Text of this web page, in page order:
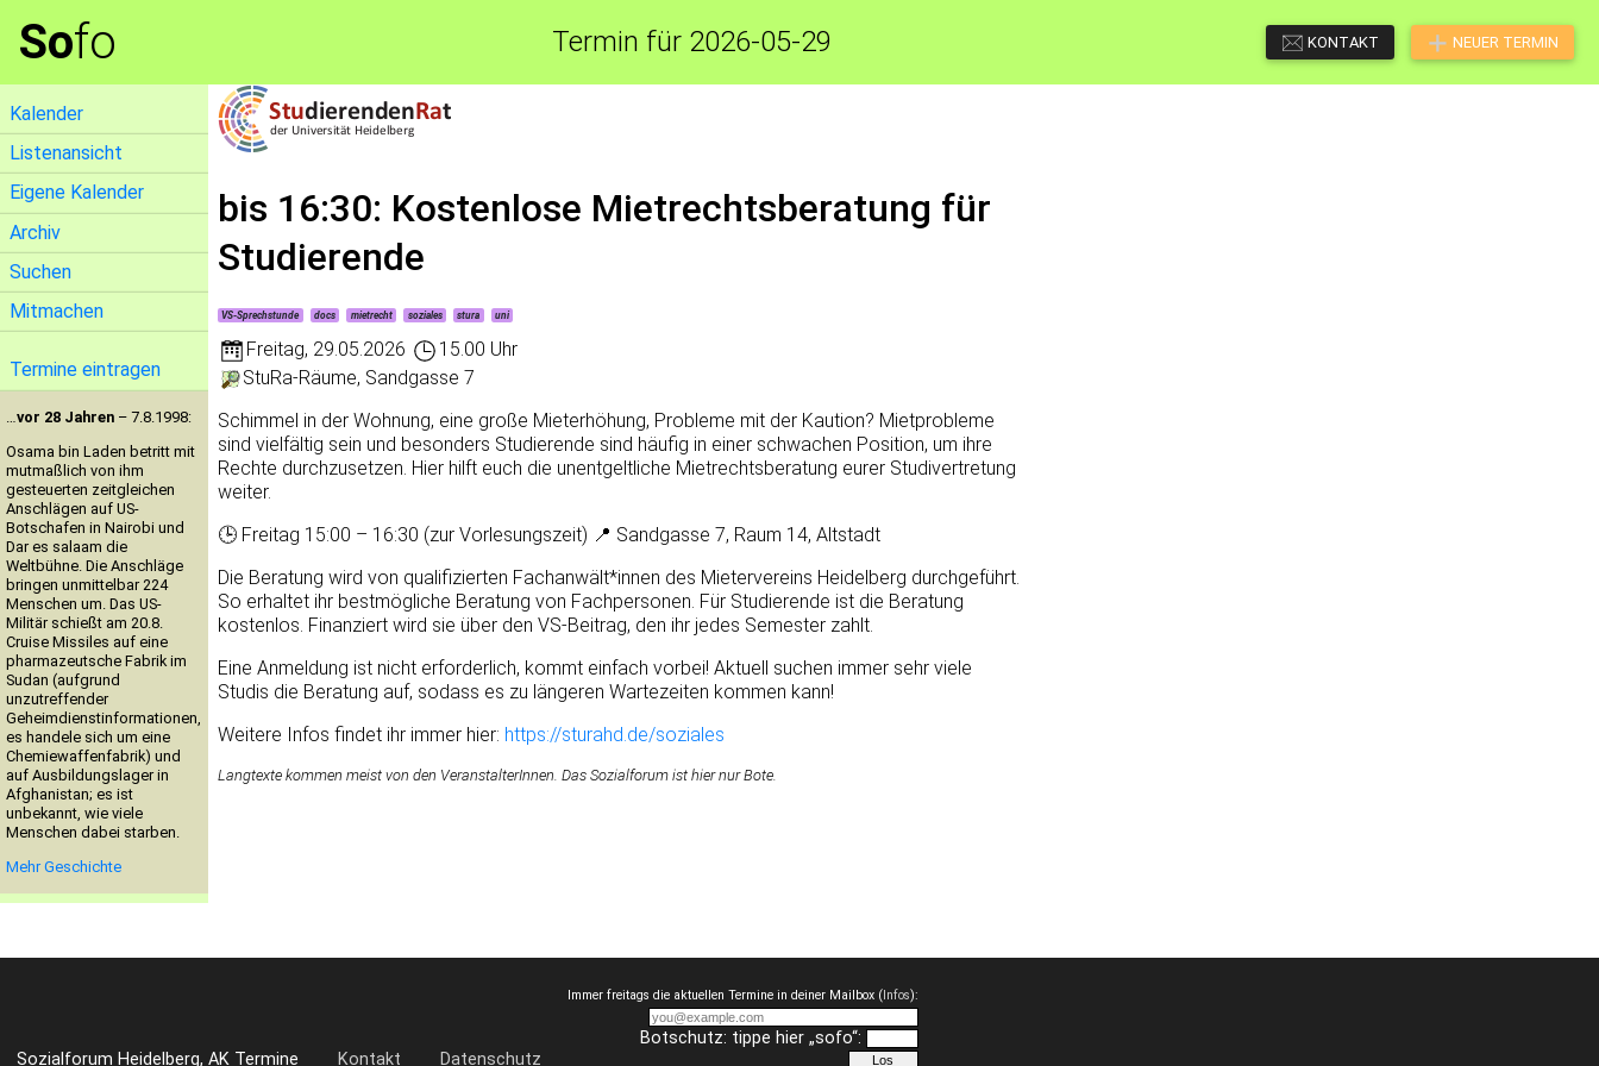
Sofo Termin für 2026-05-29 KONTAKT NEUER TERMIN
Kalender
Listenansicht
Eigene Kalender
Archiv
Suchen
Mitmachen
Termine eintragen
…vor 28 Jahren – 7.8.1998:
Osama bin Laden betritt mit
mutmaßlich von ihm
gesteuerten zeitgleichen
Anschlägen auf US-
Botschafen in Nairobi und
Dar es salaam die
Weltbühne. Die Anschläge
bringen unmittelbar 224
Menschen um. Das US-
Militär schießt am 20.8.
Cruise Missiles auf eine
pharmazeutsche Fabrik im
Sudan (aufgrund
unzutreffender
Geheimdienstinformationen,
es handele sich um eine
Chemiewaffenfabrik) und
auf Ausbildungslager in
Afghanistan; es ist
unbekannt, wie viele
Menschen dabei starben.
Mehr Geschichte
bis 16:30: Kostenlose Mietrechtsberatung für
Studierende
VS-Sprechstunde docs mietrecht soziales stura uni
Freitag, 29.05.2026
15.00 Uhr
StuRa-Räume, Sandgasse 7
Schimmel in der Wohnung, eine große Mieterhöhung, Probleme mit der Kaution? Mietprobleme
sind vielfältig sein und besonders Studierende sind häufig in einer schwachen Position, um ihre
Rechte durchzusetzen. Hier hilft euch die unentgeltliche Mietrechtsberatung eurer Studivertretung
weiter.
🕒 Freitag 15:00 – 16:30 (zur Vorlesungszeit) 📍 Sandgasse 7, Raum 14, Altstadt
Die Beratung wird von qualifizierten Fachanwält*innen des Mietervereins Heidelberg durchgeführt.
So erhaltet ihr bestmögliche Beratung von Fachpersonen. Für Studierende ist die Beratung
kostenlos. Finanziert wird sie über den VS-Beitrag, den ihr jedes Semester zahlt.
Eine Anmeldung ist nicht erforderlich, kommt einfach vorbei! Aktuell suchen immer sehr viele
Studis die Beratung auf, sodass es zu längeren Wartezeiten kommen kann!
Weitere Infos findet ihr immer hier: https://sturahd.de/soziales
Langtexte kommen meist von den VeranstalterInnen. Das Sozialforum ist hier nur Bote.
Sozialforum Heidelberg, AK Termine Kontakt Datenschutz
Immer freitags die aktuellen Termine in deiner Mailbox (Infos):
Botschutz: tippe hier „sofo“: